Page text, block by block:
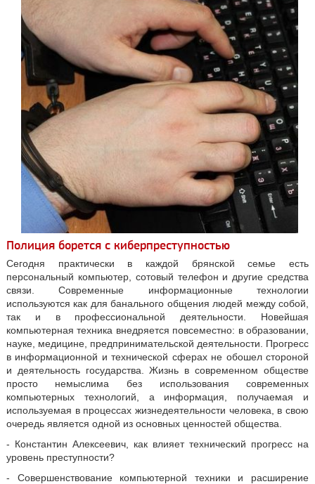
Полиция борется с киберпреступностью
Сегодня практически в каждой брянской семье есть
персональный компьютер, сотовый телефон и другие средства
связи. Современные информационные технологии
используются как для банального общения людей между собой,
так и в профессиональной деятельности. Новейшая
компьютерная техника внедряется повсеместно: в образовании,
науке, медицине, предпринимательской деятельности. Прогресс
в информационной и технической сферах не обошел стороной
и деятельность государства. Жизнь в современном обществе
просто немыслима без использования современных
компьютерных технологий, а информация, получаемая и
используемая в процессах жизнедеятельности человека, в свою
очередь является одной из основных ценностей общества.
- Константин Алексеевич, как влияет технический прогресс на
уровень преступности?
- Совершенствование компьютерной техники и расширение